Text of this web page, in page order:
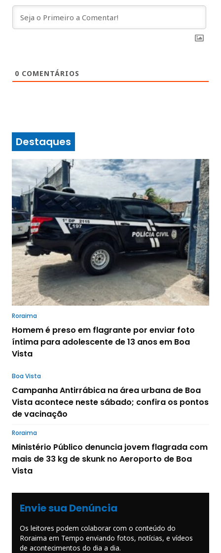
0 COMENTÁRIOS
Destaques
Roraima
Homem é preso em flagrante por enviar foto
íntima para adolescente de 13 anos em Boa
Vista
Boa Vista
Campanha Antirrábica na área urbana de Boa
Vista acontece neste sábado; confira os pontos
de vacinação
Roraima
Ministério Público denuncia jovem flagrada com
mais de 33 kg de skunk no Aeroporto de Boa
Vista
Envie sua Denúncia
Os leitores podem colaborar com o conteúdo do
Roraima em Tempo enviando fotos, notícias, e vídeos
de acontecimentos do dia a dia.